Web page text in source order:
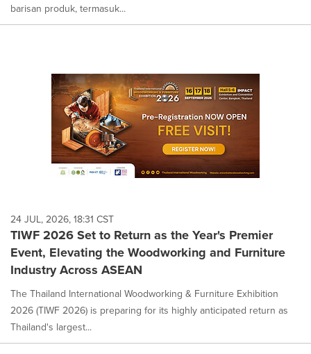
barisan produk, termasuk...
24 JUL, 2026, 18:31 CST
TIWF 2026 Set to Return as the Year's Premier
Event, Elevating the Woodworking and Furniture
Industry Across ASEAN
The Thailand International Woodworking & Furniture Exhibition
2026 (TIWF 2026) is preparing for its highly anticipated return as
Thailand's largest...